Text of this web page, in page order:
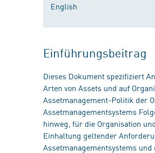
English
Einführungsbeitrag
Dieses Dokument spezifiziert
Arten von Assets und auf
Assetmanagement-Politik der
Assetmanagementsystems
hinweg, für die Organisation
Einhaltung geltender
Assetmanagementsystems